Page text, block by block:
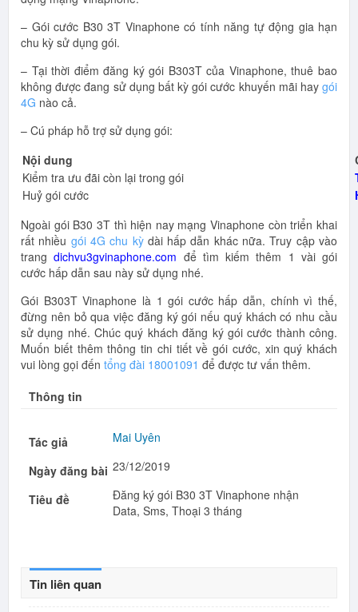
– Gói cước B30 3T Vinaphone có tính năng tự động gia hạn
chu kỳ sử dụng gói.
– Tại thời điểm đăng ký gói B303T của Vinaphone, thuê bao
không được đang sử dụng bất kỳ gói cước khuyến mãi hay gói
4G nào cả.
– Cú pháp hỗ trợ sử dụng gói:
Nội dung
Kiểm tra ưu đãi còn lại trong gói
Huỷ gói cước
Ngoài gói B30 3T thì hiện nay mạng Vinaphone còn triển khai
rất nhiều gói 4G chu kỳdài hấp dẫn khác nữa. Truy cập vào
trangdichvu3gvinaphone.com để tìm kiếm thêm 1 vài gói
cước hấp dẫn sau này sử dụng nhé.
Gói B303T Vinaphone là 1 gói cước hấp dẫn, chính vì thế,
đừng nên bỏ qua việc đăng ký gói nếu quý khách có nhu cầu
sử dụng nhé. Chúc quý khách đăng ký gói cước thành công.
Muốn biết thêm thông tin chi tiết về gói cước, xin quý khách
vui lòng gọi đến tổng đài 18001091 để được tư vấn thêm.
Thông tin
Tác giả Mai Uyên
Ngày đăng bài 23/12/2019
Tiêu đề
Đăng ký gói B30 3T Vinaphone nhận
Data, Sms, Thoại 3 tháng
Tin liên quan